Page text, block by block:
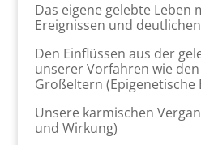
Das eigene gelebte Leben
Ereignissen und
Den Einflüssen aus der
unserer Vorfahren wie
Großeltern (Epigenetische
Unsere karmischen
und Wirkung)